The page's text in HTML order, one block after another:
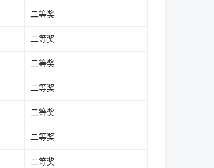
二等奖
二等奖
二等奖
二等奖
二等奖
二等奖
二等奖